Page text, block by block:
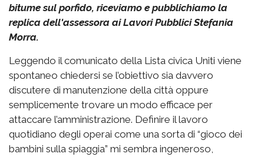
bitume sul porfido, riceviamo e pubblichiamo la
replica dell'assessora ai Lavori Pubblici Stefania
Morra.
Leggendo il comunicato della Lista civica Uniti viene
spontaneo chiedersi se l’obiettivo sia davvero
discutere di manutenzione della città oppure
semplicemente trovare un modo efficace per
attaccare l’amministrazione. Definire il lavoro
quotidiano degli operai come una sorta di “gioco dei
bambini sulla spiaggia” mi sembra ingeneroso,